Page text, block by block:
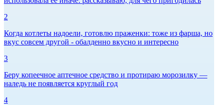
2
Когда котлеты надоели, готовлю праженки: тоже из фарша, но
вкус совсем другой - обалденно вкусно и интересно
3
Беру копеечное аптечное средство и протираю морозилку —
наледь не появляется круглый год
4